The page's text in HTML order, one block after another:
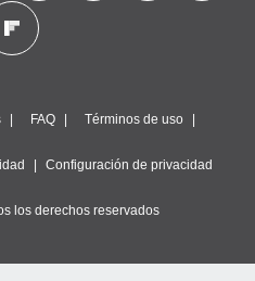
FAQ Términos de uso
Configuración de privacidad
los derechos reservados